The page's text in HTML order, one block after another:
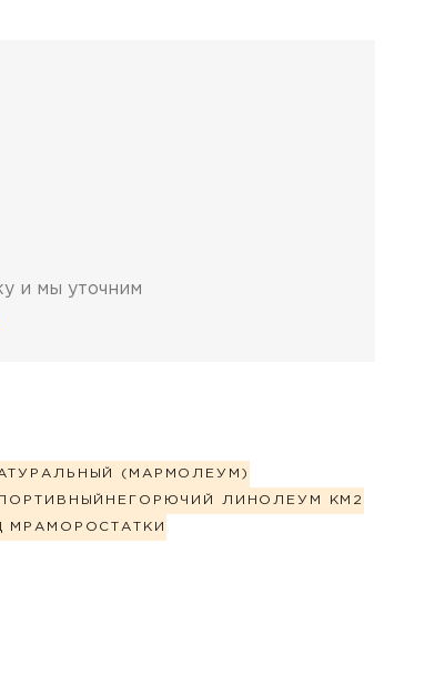
и мы уточним
(МАРМОЛЕУМ)
НЕГОРЮЧИЙ ЛИНОЛЕУМ КМ2
МРАМОР ОСТАТКИ